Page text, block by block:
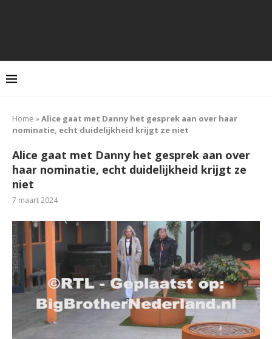
Home »Alice gaat met Danny het gesprek aan over haar
nominatie, echt duidelijkheid krijgt ze niet
Alice gaat met Danny het gesprek aan over
haar nominatie, echt duidelijkheid krijgt ze
niet
7 maart 2024